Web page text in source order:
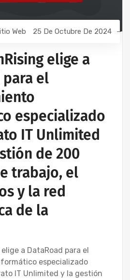
Web 25 De Octubre De 2024
elige a
para el
especializado
IT Unlimited
de 200
trabajo, el
y la red
de la
a DataRoad para el
especializado
IT Unlimited y la gestión